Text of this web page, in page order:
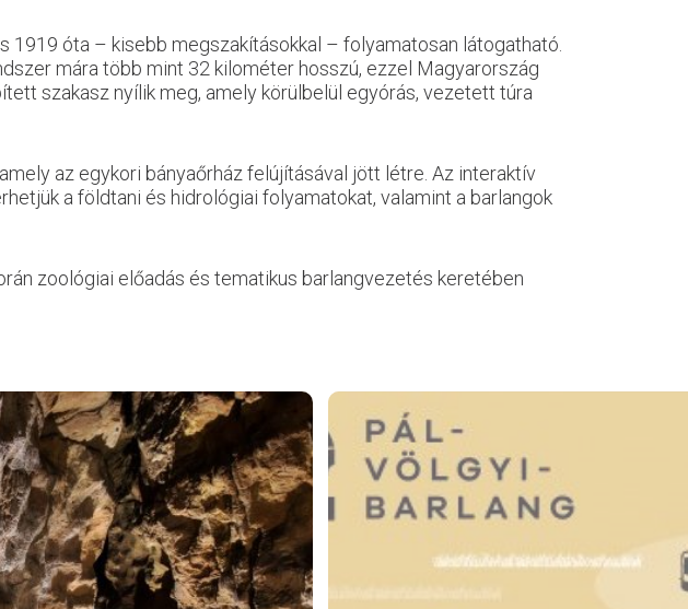
óta – kisebb megszakításokkal – folyamatosan látogatható.
mára több mint 32 kilométer hosszú, ezzel Magyarország
szakasz nyílik meg, amely körülbelül egyórás, vezetett túra
az egykori bányaőrház felújításával jött létre. Az interaktív
a földtani és hidrológiai folyamatokat, valamint a barlangok
zoológiai előadás és tematikus barlangvezetés keretében